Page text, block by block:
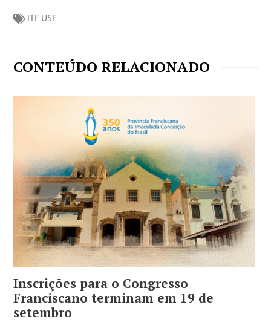
ITF USF
CONTEÚDO RELACIONADO
Inscrições para o Congresso
Franciscano terminam em 19 de
setembro